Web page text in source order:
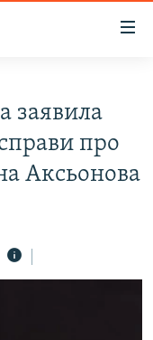
заявила
про
Аксьонова